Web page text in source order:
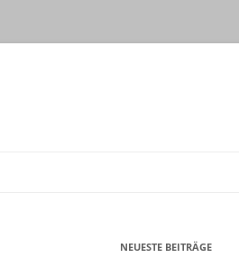
NEUESTE BEITRÄGE